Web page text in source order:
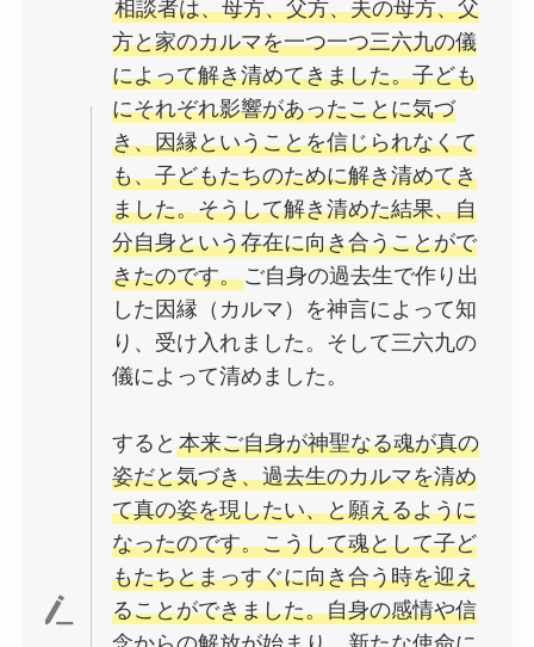
相談者は、母方、父方、夫の母方、父
方と家のカルマを一つ一つ三六九の儀
によって解き清めてきました。子ども
にそれぞれ影響があったことに気づ
き、因縁ということを信じられなくて
も、子どもたちのために解き清めてき
ました。そうして解き清めた結果、自
分自身という存在に向き合うことがで
きたのです。ご自身の過去生で作り出
した因縁（カルマ）を神言によって知
り、受け入れました。そして三六九の
儀によって清めました。
すると本来ご自身が神聖なる魂が真の
姿だと気づき、過去生のカルマを清め
て真の姿を現したい、と願えるように
なったのです。こうして魂として子ど
もたちとまっすぐに向き合う時を迎え
ることができました。自身の感情や信